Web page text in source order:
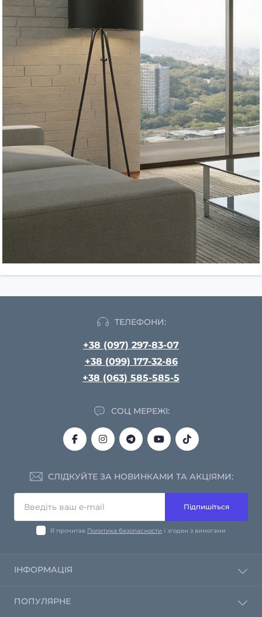
ТЕЛЕФОНИ:
+38 (097) 297-83-07
+38 (099) 177-32-86
+38 (063) 585-585-5
СОЦ МЕРЕЖІ:
СЛІДКУЙТЕ ЗА НОВИНКАМИ ТА АКЦІЯМИ:
Підпишіться
Я прочитав Политика безопасности і згоден з вимогами
ІНФОРМАЦІЯ
Зворотній зв'язок
ПОПУЛЯРНЕ